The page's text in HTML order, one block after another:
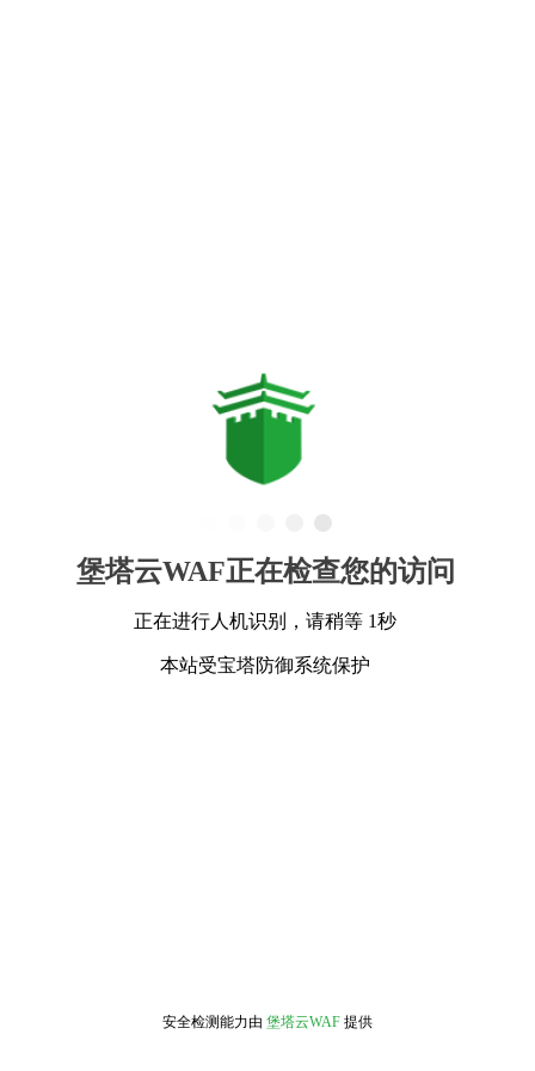
堡塔云WAF正在检查您的访问
正在进行人机识别，请稍等 1秒
本站受宝塔防御系统保护
安全检测能力由 堡塔云WAF 提供